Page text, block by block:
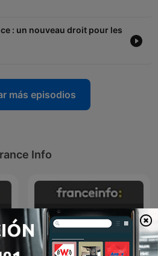
: un nouveau droit pour les
más episodios
Info